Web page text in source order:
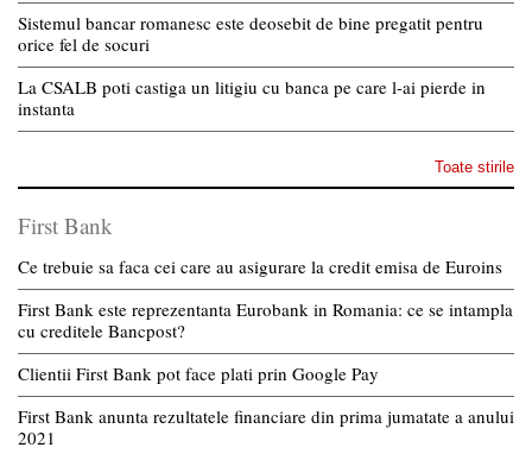
Sistemul bancar romanesc este deosebit de bine pregatit pentru
orice fel de socuri
La CSALB poti castiga un litigiu cu banca pe care l-ai pierde in
instanta
Toate stirile
First Bank
Ce trebuie sa faca cei care au asigurare la credit emisa de Euroins
First Bank este reprezentanta Eurobank in Romania: ce se intampla
cu creditele Bancpost?
Clientii First Bank pot face plati prin Google Pay
First Bank anunta rezultatele financiare din prima jumatate a anului
2021